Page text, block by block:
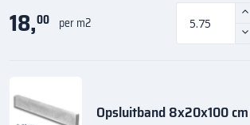
18,00 per m2
Opsluitband 8x20x100